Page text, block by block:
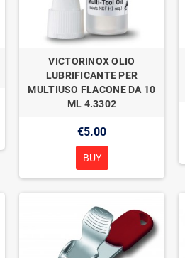
VICTORINOX OLIO
LUBRIFICANTE PER
MULTIUSO FLACONE DA 10
ML 4.3302
€5.00
BUY